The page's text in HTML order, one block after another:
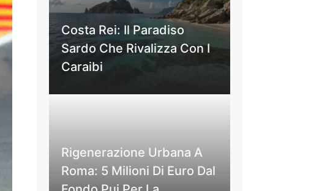
Costa Rei: Il Paradiso
Sardo Che Rivalizza Con I
Caraibi
Rigenerazione Urbana A
Roma: 5 Milioni Di Euro Dal